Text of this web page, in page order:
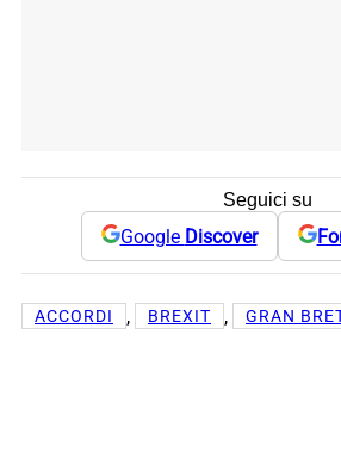
Seguici su
Google Discover
ACCORDI , BREXIT , GRAN